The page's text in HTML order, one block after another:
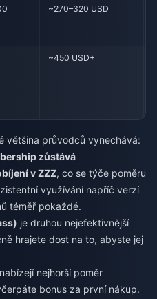
~270–320 USD
~450 USD+
většina průvodců vynechává:
zůstává
v ZZZ, co se týče poměru
využívání napříč verzí
téměř pokaždé.
je druhou nejefektivnější
hrajete dost na to, abyste jej
nabízejí nejhorší poměr
bonus za první nákup.